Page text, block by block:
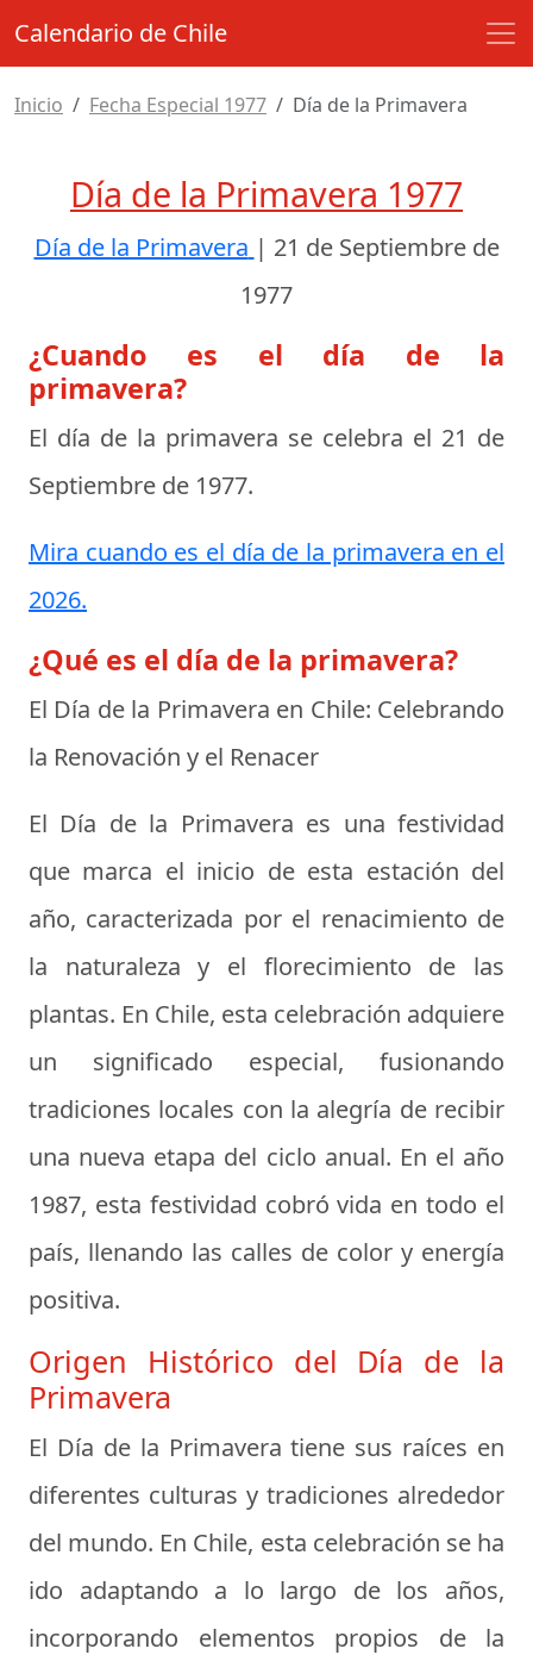
Calendario de Chile
Inicio Fecha Especial 1977 Día de la Primavera
Día de la Primavera 1977
Día de la Primavera | 21 de Septiembre de
1977
¿Cuando es el día de la
primavera?
El día de la primavera se celebra el 21 de
Septiembre de 1977.
Mira cuando es el día de la primavera en el
2026.
¿Qué es el día de la primavera?
El Día de la Primavera en Chile: Celebrando
la Renovación y el Renacer
El Día de la Primavera es una festividad
que marca el inicio de esta estación del
año, caracterizada por el renacimiento de
la naturaleza y el florecimiento de las
plantas. En Chile, esta celebración adquiere
un significado especial, fusionando
tradiciones locales con la alegría de recibir
una nueva etapa del ciclo anual. En el año
1987, esta festividad cobró vida en todo el
país, llenando las calles de color y energía
positiva.
Origen Histórico del Día de la
Primavera
El Día de la Primavera tiene sus raíces en
diferentes culturas y tradiciones alrededor
del mundo. En Chile, esta celebración se ha
ido adaptando a lo largo de los años,
incorporando elementos propios de la